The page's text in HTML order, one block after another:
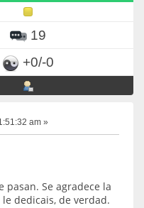
19
+0/-0
am »
pasan. Se agradece la
dedicais, de verdad.